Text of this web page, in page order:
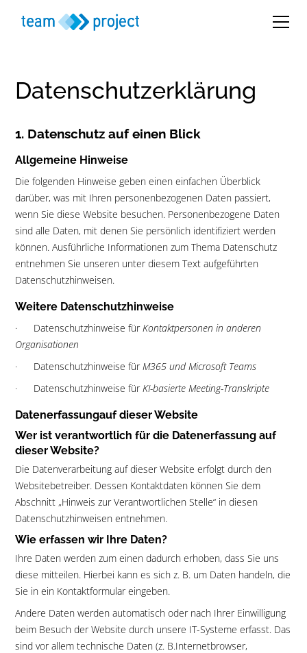
Datenschutz­erklärung
1. Datenschutz auf einen Blick
Allgemeine Hinweise
Die folgenden Hinweise geben einen einfachen Überblick
darüber, was mit Ihren personenbezogenen Daten passiert,
wenn Sie diese Website besuchen. Personenbezogene Daten
sind alle Daten, mit denen Sie persönlich identifiziert werden
können. Ausführliche Informationen zum Thema Datenschutz
entnehmen Sie unseren unter diesem Text aufgeführten
Datenschutzhinweisen.
Weitere Datenschutzhinweise
· Datenschutzhinweise fürKontaktpersonen in anderen
Organisationen
· Datenschutzhinweise fürM365 und Microsoft Teams
· Datenschutzhinweise fürKI-basierte Meeting-Transkripte
Datenerfassungauf dieser Website
Wer ist verantwortlich für die Datenerfassung auf
dieser Website?
Die Datenverarbeitung auf dieser Website erfolgt durch den
Websitebetreiber. Dessen Kontaktdaten können Sie dem
Abschnitt „Hinweis zur Verantwortlichen Stelle“ in diesen
Datenschutzhinweisen entnehmen.
Wie erfassen wir Ihre Daten?
Ihre Daten werden zum einen dadurch erhoben, dass Sie uns
diese mitteilen. Hierbei kann es sich z. B. um Daten handeln, die
Sie in ein Kontaktformular eingeben.
Andere Daten werden automatisch oder nach Ihrer Einwilligung
beim Besuch der Website durch unsere IT-Systeme erfasst. Das
sind vor allem technische Daten (z. B.Internetbrowser,